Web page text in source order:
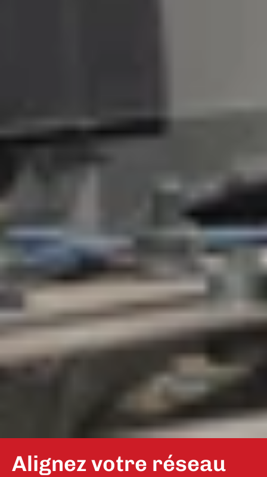
Alignez votre réseau